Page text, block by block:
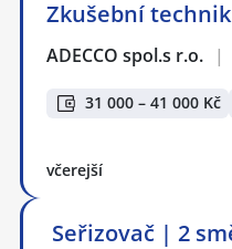
Zkušební
ADECCO spol.s r.o. |
31 000 – 41 000 Kč
včerejší
Seřizovač | 2